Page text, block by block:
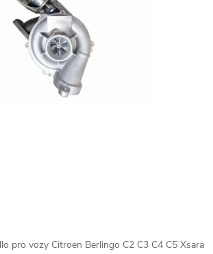
pro vozy Citroen Berlingo C2 C3 C4 C5 Xsara